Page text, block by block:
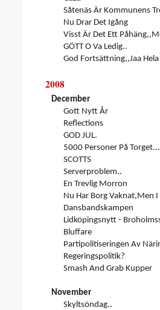
Såtenäs Är Kommunens
Nu Drar Det Igång
Visst Är Det Ett
GÖTT O Va Ledig..
God Fortsättning,,jaa
2008
December
Gott Nytt År
Reflections
GOD JUL.
5000 Personer På
SCOTTS
Serverproblem..
En Trevlig Morron
Nu Har Borg Vaknat,men
Dansbandskampen
Lidköpingsnytt -
Bluffare
Partipolitiseringen Av
Regeringspolitik?
Smash And Grab Kupper
November
Skyltsöndag..